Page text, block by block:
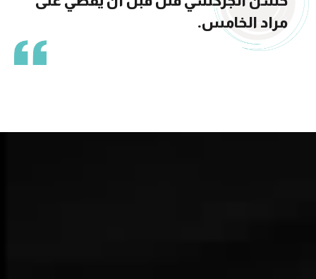
مراد الخامس.